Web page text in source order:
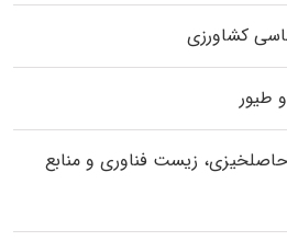
کشاورزی
طیور
زیست فناوری و منابع